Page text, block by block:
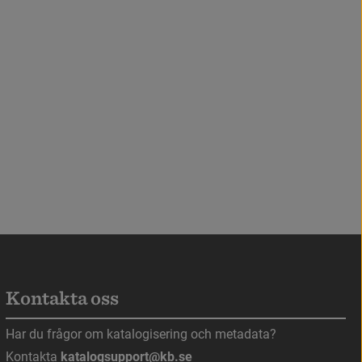
i nytt fönster.
Kontakta oss
Har du frågor om katalogisering och metadata?
Kontakta katalogsupport@kb.se